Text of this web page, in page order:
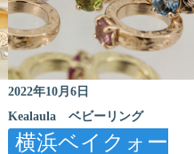
2022年10月6日
Kealaula ベビーリング
横浜ベイクォー